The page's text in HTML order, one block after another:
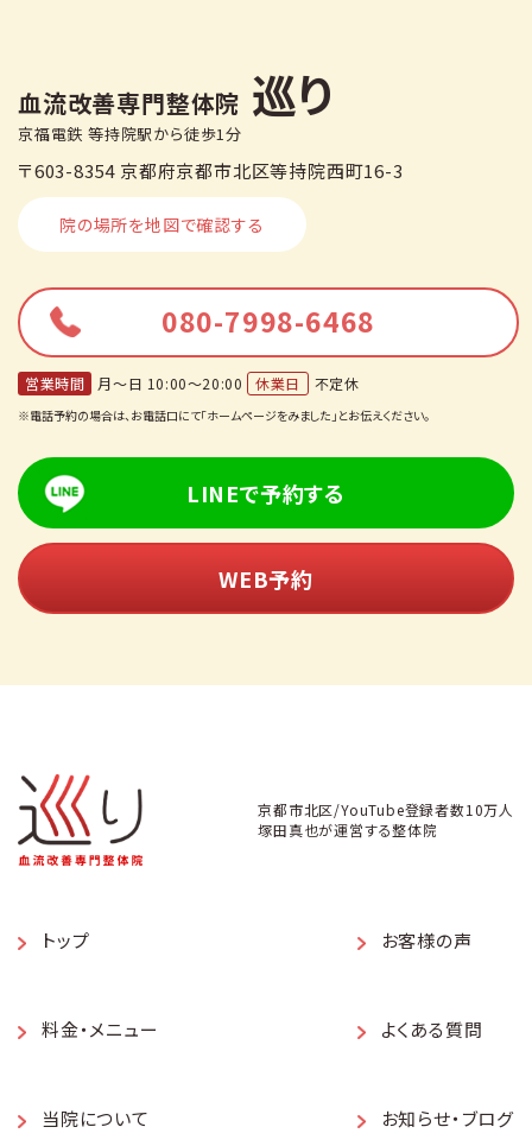
血流改善専門整体院 巡り
京福電鉄 等持院駅から徒歩1分
〒603-8354 京都府京都市北区等持院西町16-3
院の場所を地図で確認する
080-7998-6468
営業時間 月〜日 10:00〜20:00 休業日 不定休
※電話予約の場合は、お電話口にて「ホームページをみました」とお伝えください。
LINEで予約する
WEB予約
京都市北区/YouTube登録者数10万人
塚田真也が運営する整体院
トップ
料金・メニュー
当院について
お客様の声
よくある質問
お知らせ・ブログ